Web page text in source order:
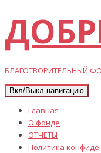
БЛАГОТВОРИТЕЛЬНЫЙ
Вкл/Выкл навигацию
Главная
О фонде
ОТЧЕТЫ
Политика